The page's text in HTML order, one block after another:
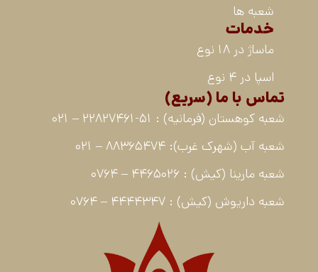
شعبه ها
خدمات
ماساژ در 18 نوع
اسپا در 4 نوع
تماس با ما (سریع)
شعبه کوهستان (فرمانیه) : 51-22827461 – 021
شعبه آب (شهرک غرب): 88365474 – 021
شعبه مارینا (کیش) : 4465026 – 0764
شعبه داریوش (کیش) : 4444347 – 0764